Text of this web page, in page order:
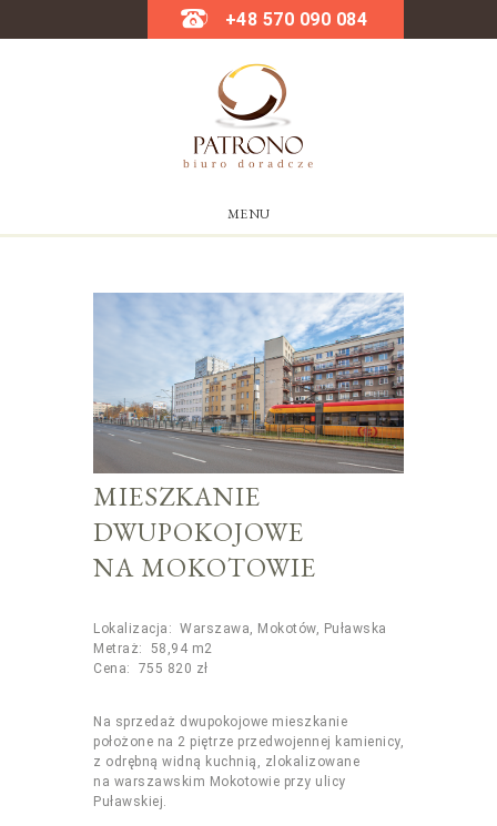
+48 570 090 084
MENU
MIESZKANIE
DWUPOKOJOWE
NA MOKOTOWIE
Lokalizacja: Warszawa, Mokotów, Puławska
Metraż: 58,94 m2
Cena: 755 820 zł
Na sprzedaż dwupokojowe mieszkanie
położone na 2 piętrze przedwojennej kamienicy,
z odrębną widną kuchnią, zlokalizowane
na warszawskim Mokotowie przy ulicy
Puławskiej.